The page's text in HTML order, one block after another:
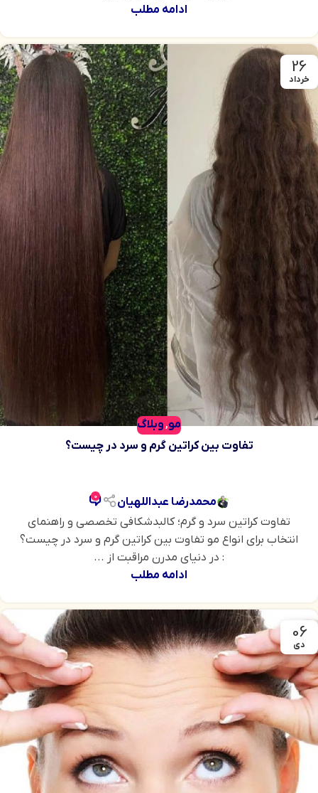
ادامه مطلب
26
خرداد
مو,وبلاگ
تفاوت بین کراتین گرم و سرد در چیست؟
محمدرضا عبداللهیان 0
تفاوت کراتین سرد و گرم؛ کالبدشکافی تخصصی و راهنمای
انتخاب برای انواع مو تفاوت بین کراتین گرم و سرد در چیست؟
: در دنیای مدرن مراقبت از ...
ادامه مطلب
06
دی